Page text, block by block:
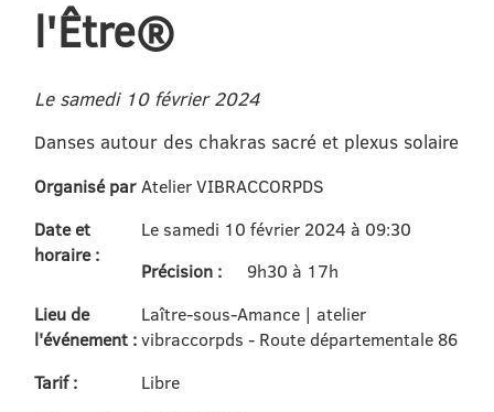
l'Être®
Le samedi 10 février 2024
Danses autour des chakras sacré et plexus solaire
Organisé par Atelier VIBRACCORPDS
Date et
horaire :
Le samedi 10 février 2024 à 09:30
Précision :
9h30 à 17h
Lieu de
l'événement :
Laître-sous-Amance | atelier
vibraccorpds - Route départementale 86
Tarif :
Libre